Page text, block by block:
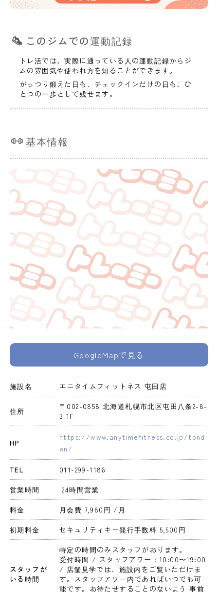
このジムでの運動記録
トレ活では、実際に通っている人の運動記録からジ
ムの雰囲気や使われ方を知ることができます。
がっつり鍛えた日も、チェックインだけの日も、ひ
とつの一歩として残せます。
基本情報
GoogleMapで見る
施設名 エニタイムフィットネス 屯田店
住所
〒002-0858 北海道札幌市北区屯田八条2-8-
3 1F
HP
https://www.anytimefitness.co.jp/tond
en/
TEL 011-299-1186
営業時間 24時間営業
料金 月会費 7,980円 /月
初期料金 セキュリティキー発行手数料 5,500円
スタッフが
いる時間
特定の時間のみスタッフがおります。
受付時間 / スタッフアワー：10:00〜19:00
/ 店舗見学では、施設内をご覧いただけま
す。スタッフアワー内であればいつでも可
能です。お待たせすることのないよう 事前